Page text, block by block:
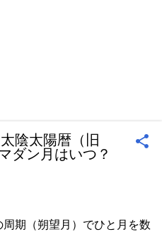
陰太陽暦（旧
ダン月はいつ？
期（朔望月）でひと月を数